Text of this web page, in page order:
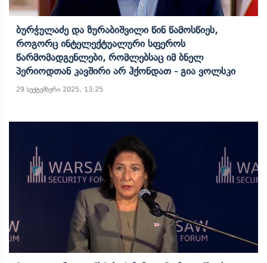
Ბურჭულაძე Და Ზურაბიშვილი Წინ Წამოსწიეს,
Როგორც Ინტელექტუალური Სფეროს
Წარმომადგენლები, Რომლებსაც Იმ Ბნელ
Პერიოდთან Კავშირი Არ Ჰქონდათ - Გია Ვოლსკი
29 სექტემბერი 2025, 13:25